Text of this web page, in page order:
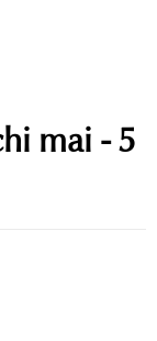
mai - 5